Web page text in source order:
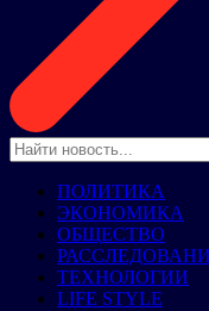
ПОЛИТИКА
ЭКОНОМИКА
ОБЩЕСТВО
ТЕХНОЛОГИИ
LIFE STYLE